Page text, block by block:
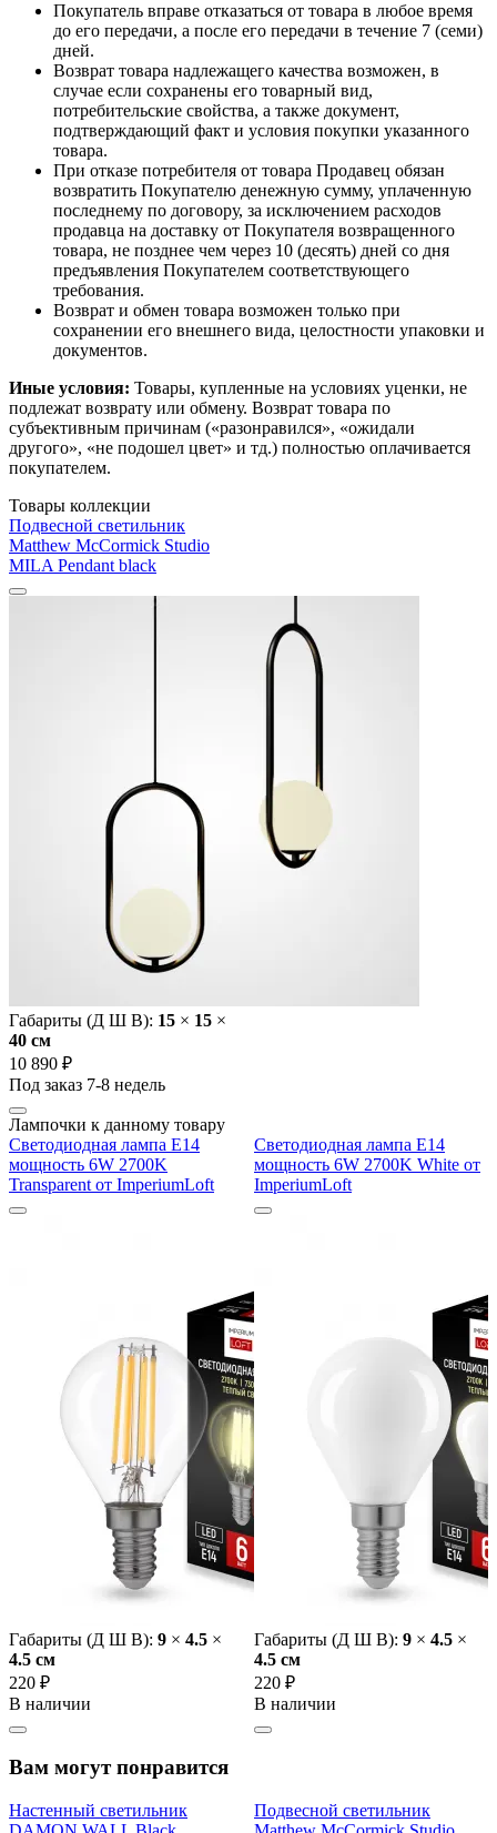
Покупатель вправе отказаться от товара в любое время
до его передачи, а после его передачи в течение 7 (семи)
дней.
Возврат товара надлежащего качества возможен, в
случае если сохранены его товарный вид,
потребительские свойства, а также документ,
подтверждающий факт и условия покупки указанного
товара.
При отказе потребителя от товара Продавец обязан
возвратить Покупателю денежную сумму, уплаченную
последнему по договору, за исключением расходов
продавца на доставку от Покупателя возвращенного
товара, не позднее чем через 10 (десять) дней со дня
предъявления Покупателем соответствующего
требования.
Возврат и обмен товара возможен только при
сохранении его внешнего вида, целостности упаковки и
документов.
Иные условия: Товары, купленные на условиях уценки, не
подлежат возврату или обмену. Возврат товара по
субъективным причинам («разонравился», «ожидали
другого», «не подошел цвет» и тд.) полностью оплачивается
покупателем.
Товары коллекции
Подвесной светильник
Matthew McCormick Studio
MILA Pendant black
Габариты (Д Ш В): 15 × 15 ×
40 cм
10 890 ₽
Под заказ 7-8 недель
Лампочки к данному товару
Светодиодная лампа E14
мощность 6W 2700K
Transparent от ImperiumLoft
Габариты (Д Ш В): 9 × 4.5 ×
4.5 cм
220 ₽
В наличии
Светодиодная лампа E14
мощность 6W 2700K White от
ImperiumLoft
Габариты (Д Ш В): 9 × 4.5 ×
4.5 cм
220 ₽
В наличии
Вам могут понравится
Настенный светильник
Подвесной светильник